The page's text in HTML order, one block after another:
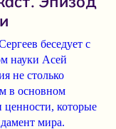
беседует с
науки Асей
не столько
в основном
ценности, которые
мира.